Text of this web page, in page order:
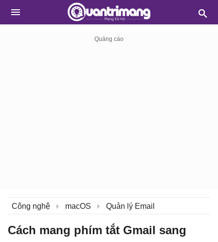
Công nghệ macOS Quản lý Email
Cách mang phím tắt Gmail sang